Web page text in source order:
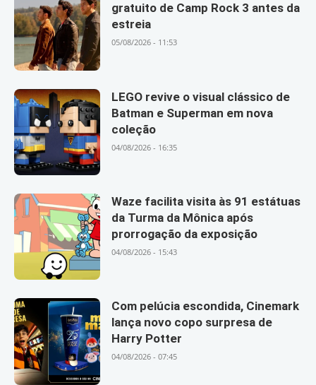
gratuito de Camp Rock 3 antes da
estreia
05/08/2026 - 11:53
LEGO revive o visual clássico de
Batman e Superman em nova
coleção
04/08/2026 - 16:35
Waze facilita visita às 91 estátuas
da Turma da Mônica após
prorrogação da exposição
04/08/2026 - 15:43
Com pelúcia escondida, Cinemark
lança novo copo surpresa de
Harry Potter
04/08/2026 - 07:45